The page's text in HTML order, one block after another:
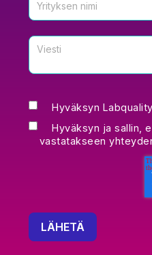
Hyväksyn
Hyväksyn ja sallin,
vastatakseen